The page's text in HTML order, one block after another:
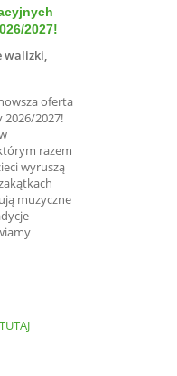
2027!
walizki,
oferta
2027!
razem
wyruszą
muzyczne